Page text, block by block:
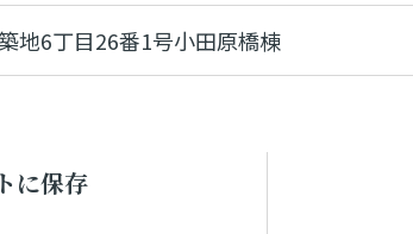
地6丁目26番1号小田原橋棟
に保存